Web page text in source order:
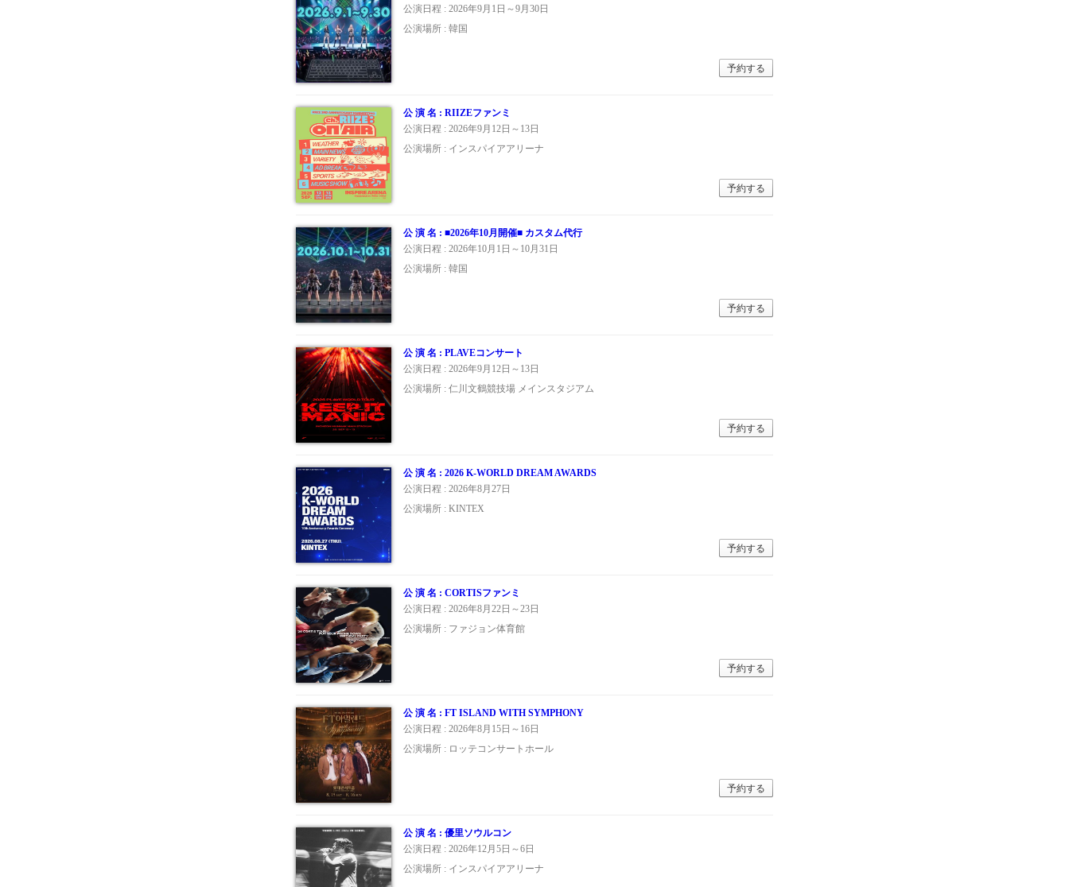
公演日程 : 2026年9月1日～9月30日
公演場所 : 韓国
予約する
公 演 名 : RIIZEファンミ
公演日程 : 2026年9月12日～13日
公演場所 : インスパイアアリーナ
予約する
公 演 名 : ■2026年10月開催■ カスタム代行
公演日程 : 2026年10月1日～10月31日
公演場所 : 韓国
予約する
公 演 名 : PLAVEコンサート
公演日程 : 2026年9月12日～13日
公演場所 : 仁川文鶴競技場 メインスタジアム
予約する
公 演 名 : 2026 K-WORLD DREAM AWARDS
公演日程 : 2026年8月27日
公演場所 : KINTEX
予約する
公 演 名 : CORTISファンミ
公演日程 : 2026年8月22日～23日
公演場所 : ファジョン体育館
予約する
公 演 名 : FT ISLAND WITH SYMPHONY
公演日程 : 2026年8月15日～16日
公演場所 : ロッテコンサートホール
予約する
公 演 名 : 優里ソウルコン
公演日程 : 2026年12月5日～6日
公演場所 : インスパイアアリーナ